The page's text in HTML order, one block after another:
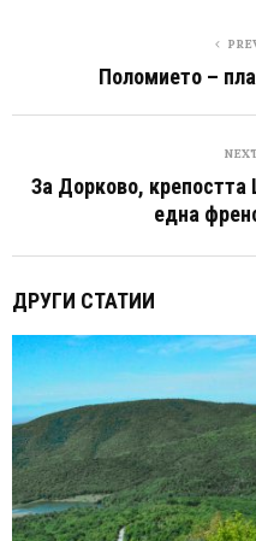
Поломието –
За Дорково,
една
ДРУГИ СТАТИИ